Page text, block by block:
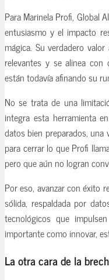
Para Marinela Profi, Global
entusiasmo y el impacto
mágica. Su verdadero
relevantes y se alinea con
están todavía afinando su
No se trata de una
integra esta herramienta
datos bien preparados,
para cerrar lo que Profi
pero que aún no logran
Por eso, avanzar con éxito
sólida, respaldada por
tecnológicos que
importante como innovar,
La otra cara de la